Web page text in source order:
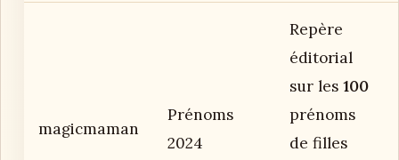
magicmaman
Prénoms
2024
Repère
éditorial
sur les 100
prénoms
de filles